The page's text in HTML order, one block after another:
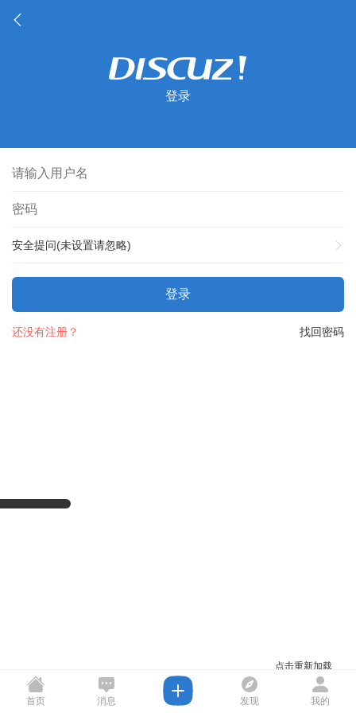
登录
安全提问(未设置请忽略)
登录
找回密码
还没有注册？
点击重新加载
首页 消息 发现 我的